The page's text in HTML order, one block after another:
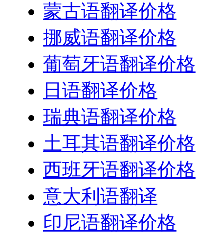
蒙古语翻译价格
挪威语翻译价格
葡萄牙语翻译价格
日语翻译价格
瑞典语翻译价格
土耳其语翻译价格
西班牙语翻译价格
意大利语翻译
印尼语翻译价格